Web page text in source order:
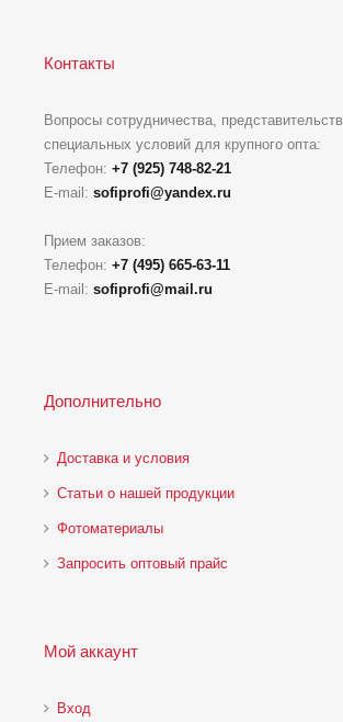
Контакты
Вопросы сотрудничества,
специальных условий для крупного опта:
Телефон: +7 (925) 748-82-21
E-mail: sofiprofi@yandex.ru
Прием заказов:
Телефон: +7 (495) 665-63-11
E-mail: sofiprofi@mail.ru
Дополнительно
Доставка и условия
Статьи о нашей продукции
Фотоматериалы
Запросить оптовый прайс
Мой аккаунт
Вход